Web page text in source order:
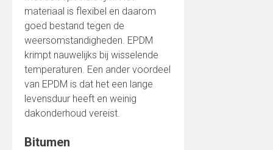
materiaal is flexibel en daarom
goed bestand tegen de
weersomstandigheden. EPDM
krimpt nauwelijks bij wisselende
temperaturen. Een ander voordeel
van EPDM is dat het een lange
levensduur heeft en weinig
dakonderhoud vereist.
Bitumen